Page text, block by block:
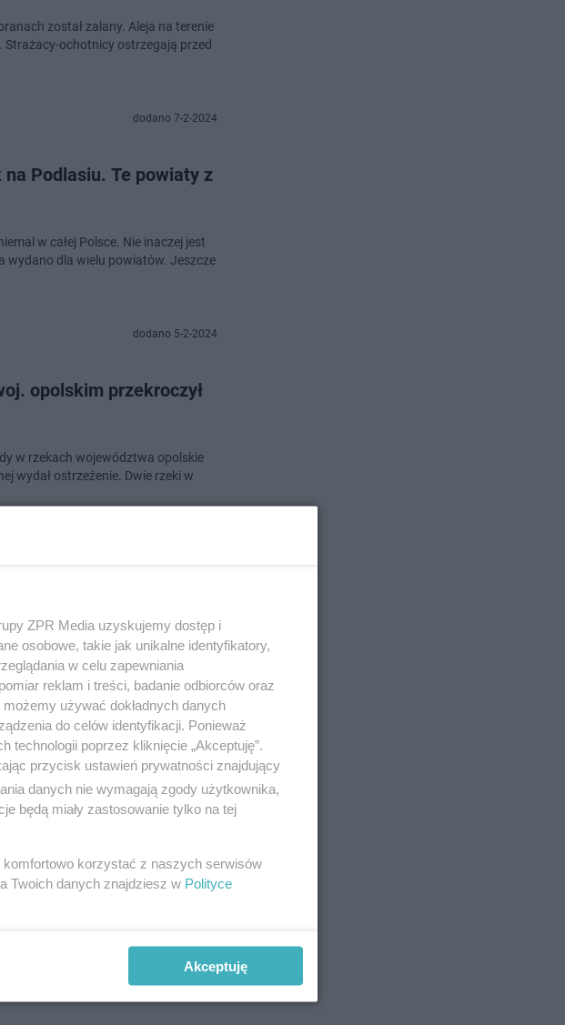
został zalany. Aleja na terenie
Strażacy-ochotnicy ostrzegają przed
dodano 7-2-2024
Podlasiu. Te powiaty z
w całej Polsce. Nie inaczej jest
wydano dla wielu powiatów. Jeszcze
dodano 5-2-2024
opolskim przekroczył
w rzekach województwa opolskie
wydał ostrzeżenie. Dwie rzeki w
może
hydrologiczne II stopnia dla
prawdopodobieństwem
dodano 4-1-2024
hydrologiczne II stopnia przed
na rzece Wieprz w woj.
dodano 2-1-2024
ZPR Media uzyskujemy dostęp i
osobowe, takie jak unikalne identyfikatory,
w celu zapewniania
reklam i treści, badanie odbiorców oraz
używać dokładnych danych
do celów identyfikacji. Ponieważ
technologii poprzez kliknięcie „Akceptuję”.
przycisk ustawień prywatności znajdujący
danych nie wymagają zgody użytkownika,
będą miały zastosowanie tylko na tej
komfortowo korzystać z naszych serwisów
Twoich danych znajdziesz w Polityce
Akceptuję